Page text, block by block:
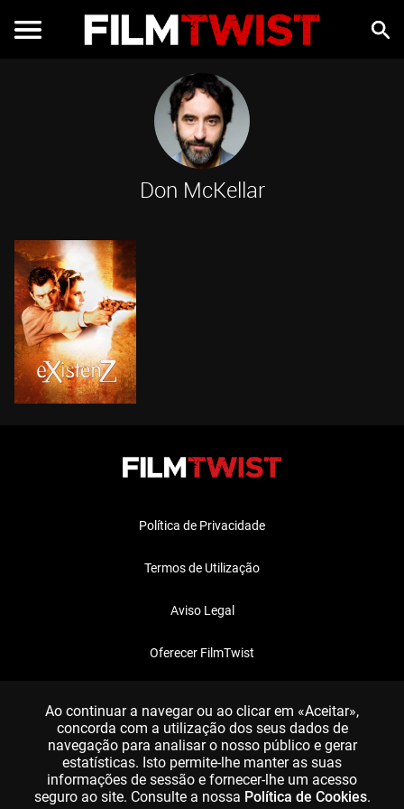
Don McKellar
Política de Privacidade
Termos de Utilização
Aviso Legal
Oferecer FilmTwist
Ao continuar a navegar ou ao clicar em «Aceitar»,
concorda com a utilização dos seus dados de
navegação para analisar o nosso público e gerar
estatísticas. Isto permite-lhe manter as suas
informações de sessão e fornecer-lhe um acesso
seguro ao site. Consulte a nossa Política de Cookies.